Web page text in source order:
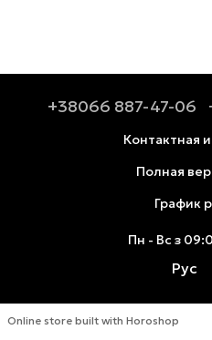
+38066 887-47-06
Контактная
Полная
График
Пн - Вс з
Рус
Online store built with Horoshop